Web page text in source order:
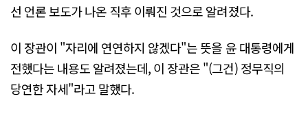
선 언론 보도가 나온 직후 이뤄진 것으로 알려졌다.
이 장관이 "자리에 연연하지 않겠다"는 뜻을 윤 대통령에게
전했다는 내용도 알려졌는데, 이 장관은 "(그건) 정무직의
당연한 자세"라고 말했다.